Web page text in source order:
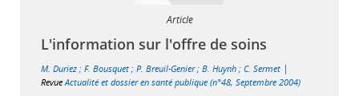
Article
L'information sur l'offre de soins
M. Duriez ; F. Bousquet ; P. Breuil-Genier; B. Huynh ; C. Sermet |
RevueActualité et dossier en santé publique (n°48, Septembre 2004)